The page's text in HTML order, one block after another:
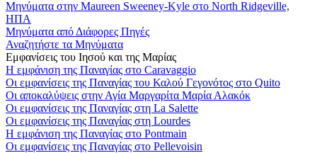
Μηνύματα στην Maureen Sweeney-Kyle στο North Ridgeville,
ΗΠΑ
Μηνύματα από Διάφορες Πηγές
Αναζητήστε τα Μηνύματα
Εμφανίσεις του Ιησού και της Μαρίας
Η εμφάνιση της Παναγίας στο Caravaggio
Οι εμφανίσεις της Παναγίας του Καλού Γεγονότος στο Quito
Οι αποκαλύψεις στην Αγία Μαργαρίτα Μαρία Αλακόκ
Οι εμφανίσεις της Παναγίας στη La Salette
Οι εμφανίσεις της Παναγίας στη Lourdes
Η εμφάνιση της Παναγίας στο Pontmain
Οι εμφανίσεις της Παναγίας στο Pellevoisin